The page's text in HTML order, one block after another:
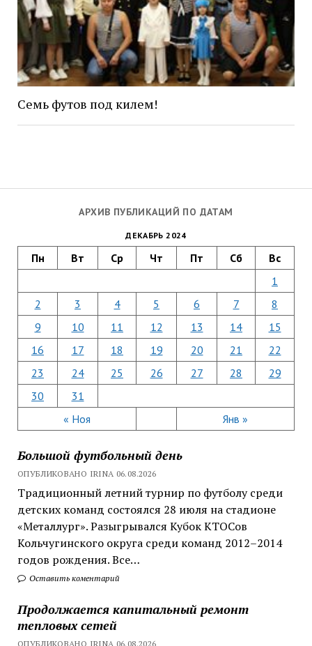
АРХИВ ПУБЛИКАЦИЙ ПО ДАТАМ
ДЕКАБРЬ 2024
Пн Вт Ср Чт Пт Сб Вс
« Ноя Янв »
1
2
3 4 5 6 7
8
9
10 11 12 13 14
15
16
17 18 19 20 21
22
23
24 25 26 27 28
29
30
31
Большой футбольный день
ОПУБЛИКОВАНО IRINA 06.08.2026
Традиционный летний турнир по футболу среди
детских команд состоялся 28 июля на стадионе
«Металлург». Разыгрывался Кубок КТОСов
Кольчугинского округа среди команд 2012–2014
годов рождения. Все…
Оставить коментарий
Продолжается капитальный ремонт
тепловых сетей
ОПУБЛИКОВАНО IRINA 06.08.2026
Семь футов под килем!